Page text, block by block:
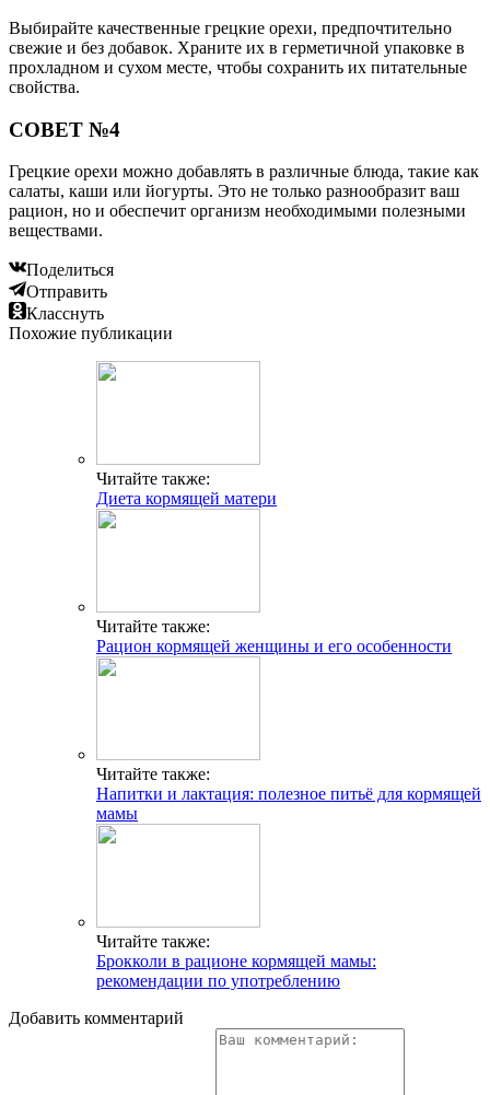
Выбирайте качественные грецкие орехи, предпочтительно
свежие и без добавок. Храните их в герметичной упаковке в
прохладном и сухом месте, чтобы сохранить их питательные
свойства.
СОВЕТ №4
Грецкие орехи можно добавлять в различные блюда, такие как
салаты, каши или йогурты. Это не только разнообразит ваш
рацион, но и обеспечит организм необходимыми полезными
веществами.
Поделиться
Отправить
Класснуть
Похожие публикации
Читайте также:
Диета кормящей матери
Читайте также:
Рацион кормящей женщины и его особенности
Читайте также:
Напитки и лактация: полезное питьё для кормящей
мамы
Читайте также:
Брокколи в рационе кормящей мамы:
рекомендации по употреблению
Добавить комментарий